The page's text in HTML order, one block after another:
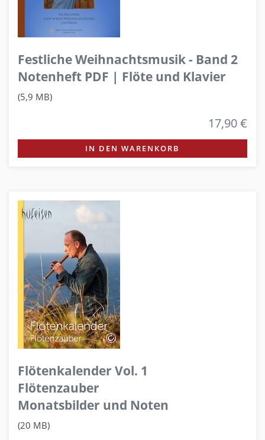
Festliche Weihnachtsmusik - Band 2
Notenheft PDF | Flöte und Klavier
(5,9 MB)
17,90 €
IN DEN WARENKORB
Flötenkalender Vol. 1
Flötenzauber
Monatsbilder und Noten
(20 MB)